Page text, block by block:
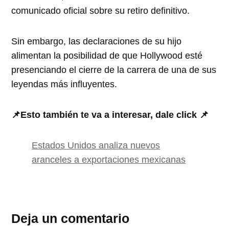
comunicado oficial sobre su retiro definitivo.
Sin embargo, las declaraciones de su hijo
alimentan la posibilidad de que Hollywood esté
presenciando el cierre de la carrera de una de sus
leyendas más influyentes.
📌Esto también te va a interesar, dale click 📌
Estados Unidos analiza nuevos
aranceles a exportaciones mexicanas
Deja un comentario